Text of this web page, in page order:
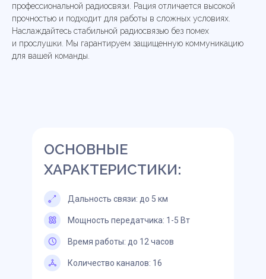
профессиональной радиосвязи. Рация отличается высокой
прочностью и подходит для работы в сложных условиях.
Наслаждайтесь стабильной радиосвязью без помех
и прослушки. Мы гарантируем защищенную коммуникацию
для вашей команды.
ОСНОВНЫЕ
ХАРАКТЕРИСТИКИ:
Дальность связи: до 5 км
Мощность передатчика: 1-5 Вт
Время работы: до 12 часов
Количество каналов: 16